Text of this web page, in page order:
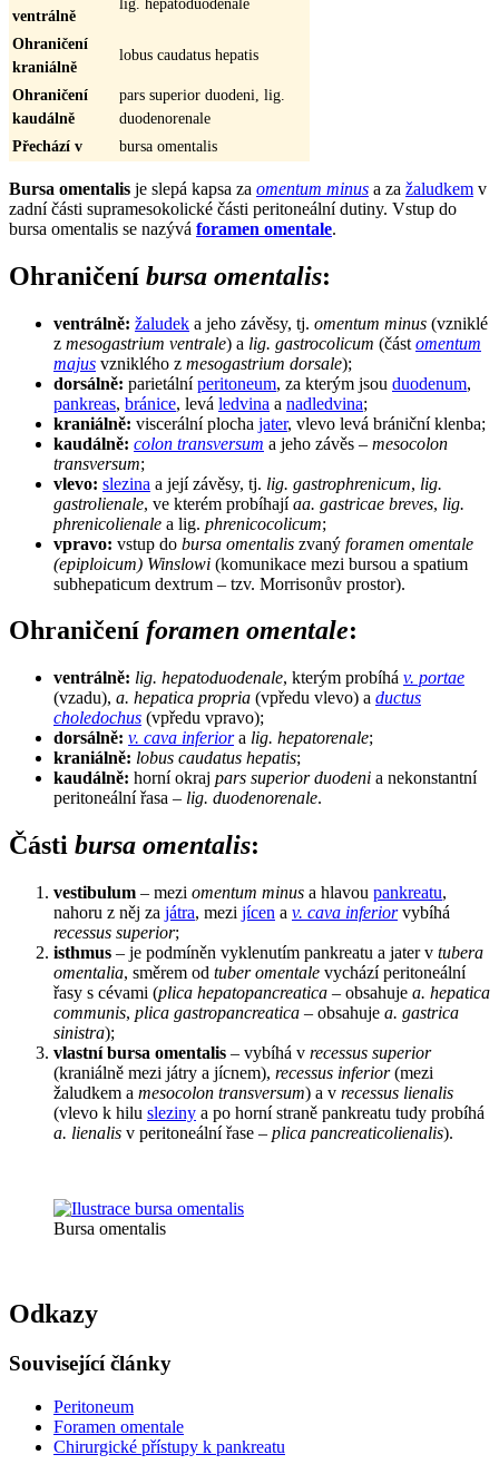
ventrálně
Ohraničení
kraniálně
lobus caudatus hepatis
Ohraničení
kaudálně
pars superior duodeni, lig.
duodenorenale
Přechází v
bursa omentalis
Bursa omentalis je slepá kapsa za omentum minus a za žaludkem v
zadní části supramesokolické části peritoneální dutiny. Vstup do
bursa omentalis se nazývá foramen omentale.
Ohraničení bursa omentalis:
ventrálně: žaludek a jeho závěsy, tj. omentum minus (vzniklé
z mesogastrium ventrale) a lig. gastrocolicum (část omentum
majus vzniklého z mesogastrium dorsale);
dorsálně: parietálníperitoneum, za kterým jsou duodenum,
pankreas, bránice, levá ledvina a nadledvina;
kraniálně: viscerální plocha jater, vlevo levá brániční klenba;
kaudálně: colon transversum a jeho závěs – mesocolon
transversum;
vlevo: slezina a její závěsy, tj. lig. gastrophrenicum, lig.
gastrolienale, ve kterém probíhajíaa. gastricae breves, lig.
phrenicolienale a lig. phrenicocolicum;
vpravo: vstup do bursa omentalis zvaný foramen omentale
(epiploicum) Winslowi (komunikace mezi bursou a spatium
subhepaticum dextrum – tzv. Morrisonův prostor).
Ohraničení foramen omentale:
ventrálně: lig. hepatoduodenale, kterým probíhá v. portae
(vzadu), a. hepatica propria (vpředu vlevo) a ductus
choledochus (vpředu vpravo);
dorsálně: v. cava inferiora lig. hepatorenale;
kraniálně: lobus caudatus hepatis;
kaudálně: horní okraj pars superior duodeni a nekonstantní
peritoneální řasa – lig. duodenorenale.
Části bursa omentalis:
vestibulum – mezi omentum minus a hlavou pankreatu,
nahoru z něj za játra, mezi jícen a v. cava inferiorvybíhá
recessus superior;
isthmus – je podmíněn vyklenutím pankreatu a jater v tubera
omentalia, směrem od tuber omentale vychází peritoneální
řasy s cévami (plica hepatopancreatica – obsahuje a. hepatica
communis, plica gastropancreatica – obsahuje a. gastrica
sinistra);
vlastní bursa omentalis – vybíhá v recessus superior
(kraniálně mezi játry a jícnem), recessus inferior(mezi
žaludkem a mesocolon transversum) a v recessus lienalis
(vlevo k hilu sleziny a po horní straně pankreatu tudy probíhá
a. lienalis v peritoneální řase – plica pancreaticolienalis).
Bursa omentalis
Odkazy
Související články
Peritoneum
Foramen omentale
Chirurgické přístupy k pankreatu